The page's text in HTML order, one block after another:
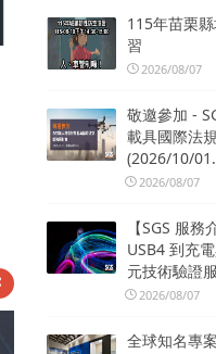
115年苗栗
習
2026/08/07
敬邀參加 -
載具國際法
(2026/10/
2026/08/07
【SGS 服務
USB4 到充
元技術驗證
2026/08/07
全球知名專